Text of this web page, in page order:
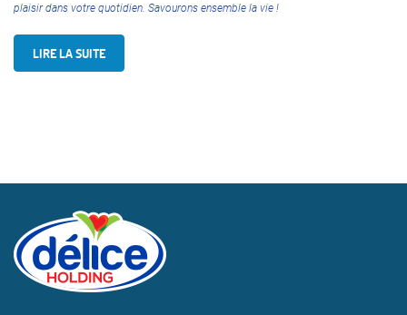
plaisir dans votre quotidien. Savourons ensemble la vie !
LIRE LA SUITE